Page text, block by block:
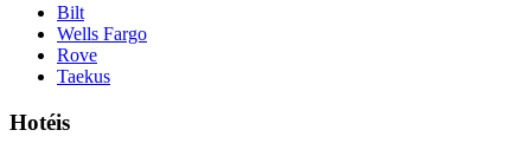
Bilt
Wells Fargo
Rove
Taekus
Hotéis